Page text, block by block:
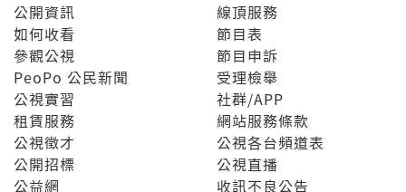
公開資訊
如何收看
參觀公視
PeoPo 公民新聞
公視實習
租賃服務
公視徵才
公開招標
公益網
線頂服務
節目表
節目申訴
受理檢舉
社群/APP
網站服務條款
公視各台頻道表
公視直播
收訊不良公告